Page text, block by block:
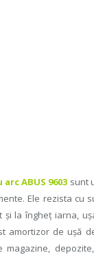
ABUS 9603 sunt
Ele rezista cu
şi la îngheţ iarna,
amortizor de uşă
magazine,